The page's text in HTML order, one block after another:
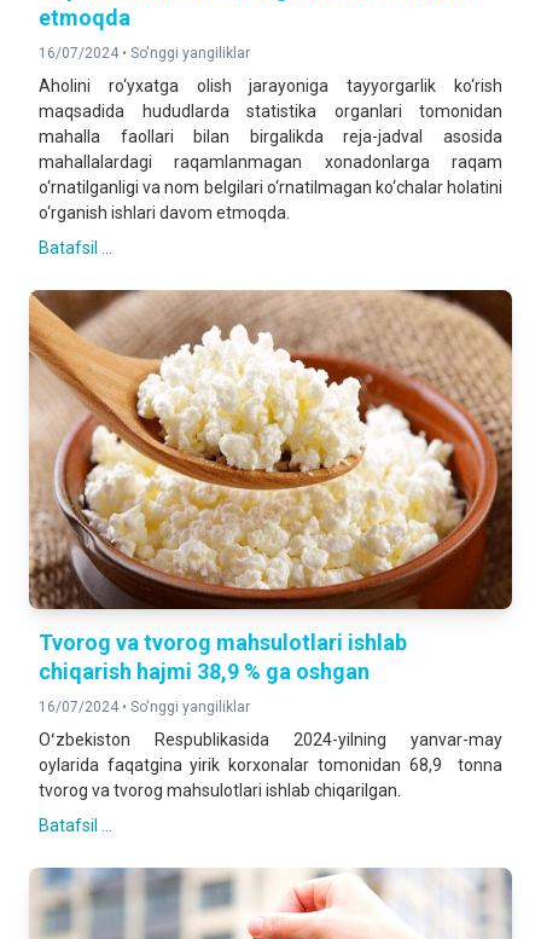
etmoqda
16/07/2024 • So'nggi yangiliklar
Aholini ro‘yxatga olish jarayoniga tayyorgarlik ko‘rish
maqsadida hududlarda statistika organlari tomonidan
mahalla faollari bilan birgalikda reja-jadval asosida
mahallalardagi raqamlanmagan xonadonlarga raqam
o‘rnatilganligi va nom belgilari o‘rnatilmagan ko‘chalar holatini
o‘rganish ishlari davom etmoqda.
Batafsil ...
Tvorog va tvorog mahsulotlari ishlab
chiqarish hajmi 38,9 % ga oshgan
16/07/2024 • So'nggi yangiliklar
Oʻzbekiston Respublikasida 2024-yilning yanvar-may
oylarida faqatgina yirik korxonalar tomonidan 68,9 tonna
tvorog va tvorog mahsulotlari ishlab chiqarilgan.
Batafsil ...